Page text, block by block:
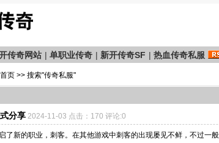
传奇网站 | 单职业传奇 | 新开传奇SF | 热血传奇私服
首页 >> 搜索"传奇私服"
分享 2024-11-03 点击：170 评论:0
了新的职业，刺客。在其他游戏中刺客的出现屡见不鲜，不过一